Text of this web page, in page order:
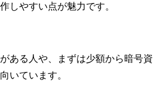
しやすい点が魅力です。
ある人や、まずは少額から暗号資
いています。